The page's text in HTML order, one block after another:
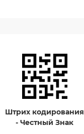
Штрих кодирования
- Честный Знак